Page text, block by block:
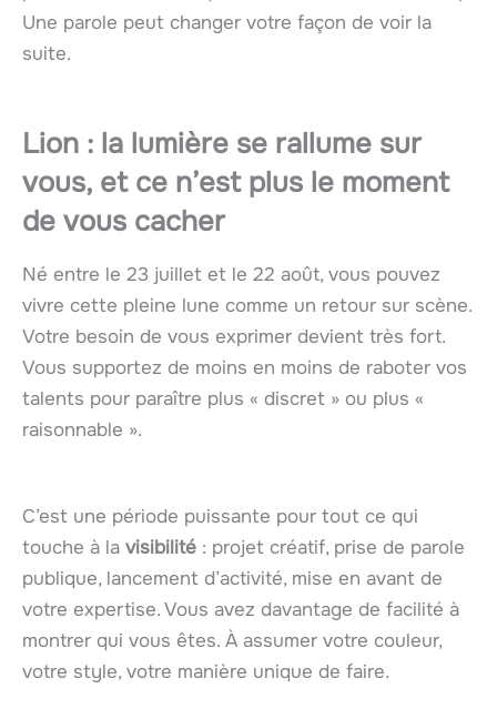
Une parole peut changer votre façon de voir la
suite.
Lion : la lumière se rallume sur
vous, et ce n’est plus le moment
de vous cacher
Né entre le 23 juillet et le 22 août, vous pouvez
vivre cette pleine lune comme un retour sur scène.
Votre besoin de vous exprimer devient très fort.
Vous supportez de moins en moins de raboter vos
talents pour paraître plus « discret » ou plus «
raisonnable ».
C’est une période puissante pour tout ce qui
touche à la visibilité : projet créatif, prise de parole
publique, lancement d’activité, mise en avant de
votre expertise. Vous avez davantage de facilité à
montrer qui vous êtes. À assumer votre couleur,
votre style, votre manière unique de faire.